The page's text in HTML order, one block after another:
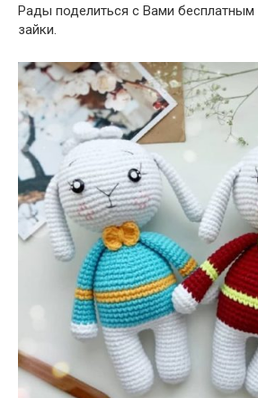
Рады поделиться с Вами бесплатным
зайки.